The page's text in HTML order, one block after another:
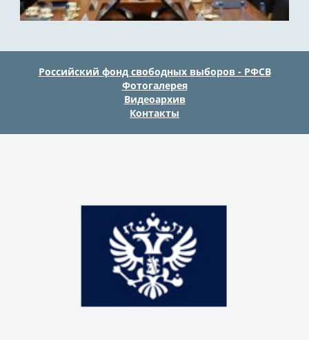
Российский фонд свободных выборов - РФСВ
Фотогалерея
Видеоархив
Контакты